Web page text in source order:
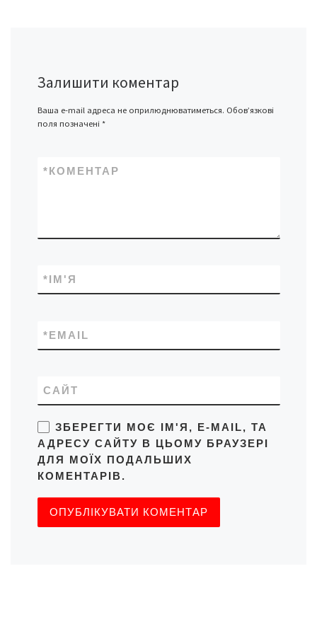
Залишити коментар
Ваша e-mail адреса не оприлюднюватиметься. Обов’язкові
поля позначені *
КОМЕНТАР
*
ІМ'Я
*
EMAIL
*
САЙТ
ЗБЕРЕГТИ МОЄ ІМ'Я, E-MAIL, ТА
АДРЕСУ САЙТУ В ЦЬОМУ БРАУЗЕРІ
ДЛЯ МОЇХ ПОДАЛЬШИХ
КОМЕНТАРІВ.